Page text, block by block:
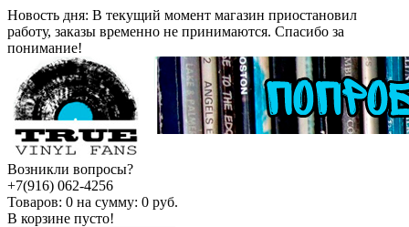
Новость дня: В текущий момент магазин приостановил
работу, заказы временно не принимаются. Спасибо за
понимание!
Возникли вопросы?
+7(916) 062-4256
Товаров: 0 на сумму: 0 руб.
В корзине пусто!